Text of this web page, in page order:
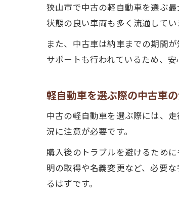
狭山市で中古の軽自動車を選ぶ
状態の良い車両も多く流通して
また、中古車は納車までの期間
サポートも行われているため、安
軽自動車を選ぶ際の中古車
中古の軽自動車を選ぶ際には、
況に注意が必要です。
購入後のトラブルを避けるため
明の取得や名義変更など、必要
るはずです。